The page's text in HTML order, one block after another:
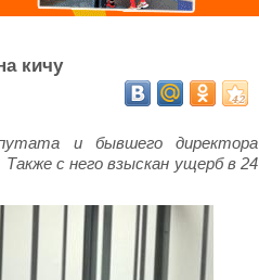
кичу
и бывшего директора
с него взыскан ущерб в 24